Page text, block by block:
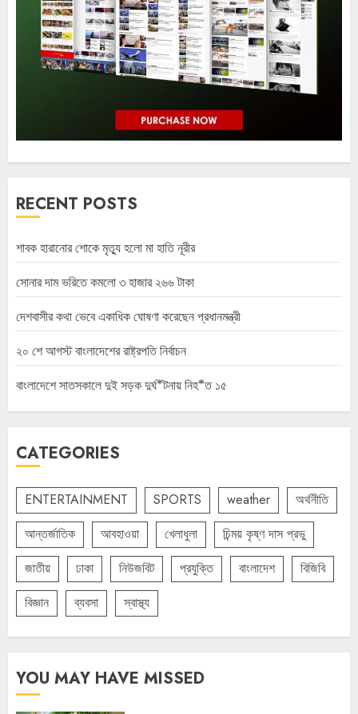
RECENT POSTS
শাবক হারানোর শোকে মৃত্যু হলো মা হাতি নূরীর
সোনার দাম ভরিতে কমলো ৩ হাজার ২৬৬ টাকা
দেশবাসীর কথা ভেবে একাধিক ঘোষণা করেছেন প্রধানমন্ত্রী
২০ শে আগস্ট বাংলাদেশের রাষ্ট্রপতি নির্বাচন
বাংলাদেশে সাতসকালে দুই সড়ক দুর্ঘ*টনায় নিহ*ত ১৫
CATEGORIES
ENTERTAINMENT SPORTS weather
অর্থনীতি
আন্তর্জাতিক
আবহাওয়া খেলাধুলা
চিন্ময় কৃষ্ণ দাস প্রভু
জাতীয়
ঢাকা নিউজবিট প্রযুক্তি বাংলাদেশ
বিজিবি
বিজ্ঞান
ব্যবসা স্বাস্থ্য
YOU MAY HAVE MISSED